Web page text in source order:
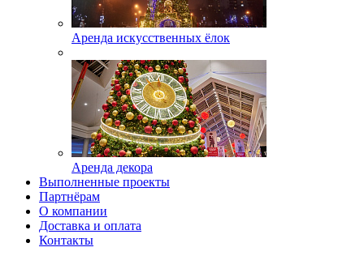
Аренда искусственных ёлок
Аренда декора
Выполненные проекты
Партнёрам
О компании
Доставка и оплата
Контакты